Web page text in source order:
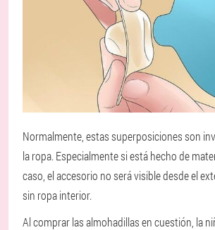
Normalmente, estas superposiciones son
la ropa. Especialmente si está hecho de
caso, el accesorio no será visible desde el
sin ropa interior.
Al comprar las almohadillas en cuestión, la